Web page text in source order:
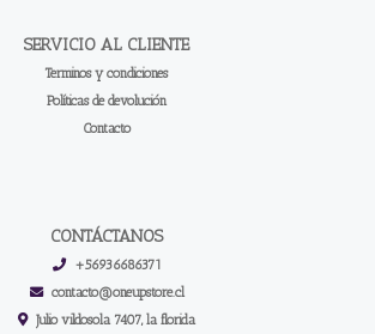
SERVICIO AL CLIENTE
Terminos y condiciones
Políticas de devolución
Contacto
CONTÁCTANOS
+56936686371
contacto@oneupstore.cl
Julio vildosola 7407, la florida